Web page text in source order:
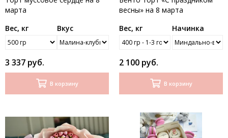
марта
Вес, кг
Вкус
3 337 руб.
В корзину
весны» на 8 марта
Вес, кг
Начинка
2 100 руб.
В корзину